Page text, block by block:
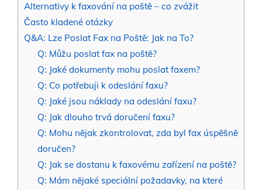
Alternativy k faxování na poště – co zvážit
Často kladené otázky
Q&A: Lze Poslat Fax na Poště: Jak na To?
Q: Můžu poslat fax na poště?
Q: Jaké dokumenty mohu poslat faxem?
Q: Co potřebuji k odeslání faxu?
Q: Jaké jsou náklady na odeslání faxu?
Q: Jak dlouho trvá doručení faxu?
Q: Mohu nějak zkontrolovat, zda byl fax úspěšně
doručen?
Q: Jak se dostanu k faxovému zařízení na poště?
Q: Mám nějaké speciální požadavky, na které